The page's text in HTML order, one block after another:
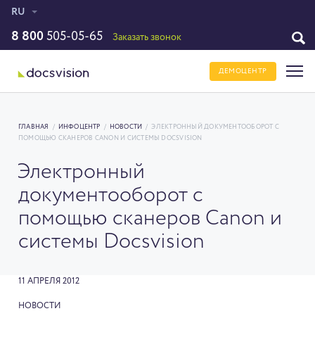
RU
8 800 505-05-65 Заказать звонок
ДЕМОЦЕНТР
ГЛАВНАЯ / ИНФОЦЕНТР / НОВОСТИ /
ЭЛЕКТРОННЫЙ ДОКУМЕНТООБОРОТ С
ПОМОЩЬЮ СКАНЕРОВ CANON И СИСТЕМЫ DOCSVISION
Электронный
документооборот с
помощью сканеров Canon и
системы Docsvision
11 АПРЕЛЯ 2012
НОВОСТИ